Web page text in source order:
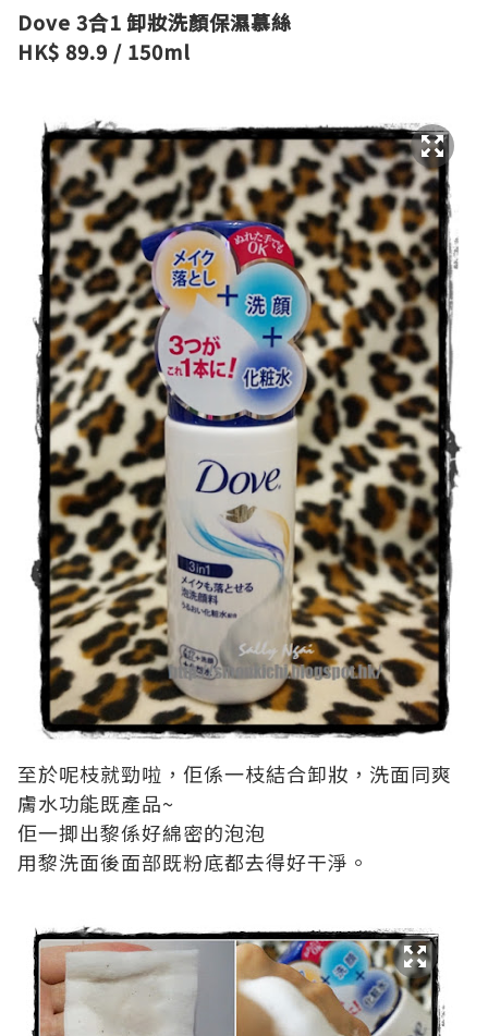
Dove 3合1 卸妝洗顏保濕慕絲
HK$ 89.9 / 150ml
至於呢枝就勁啦，佢係一枝結合卸妝，洗面同爽
膚水功能既產品~
佢一揤出黎係好綿密的泡泡
用黎洗面後面部既粉底都去得好干淨。